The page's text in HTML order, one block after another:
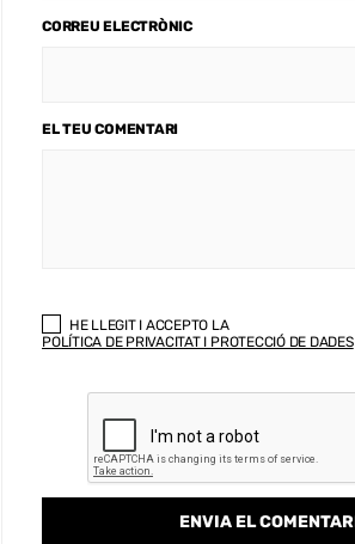
CORREU ELECTRÒNIC
EL TEU COMENTARI
HE LLEGIT I ACCEPTO LA
POLÍTICA DE PRIVACITAT I PROTECCIÓ DE DADES